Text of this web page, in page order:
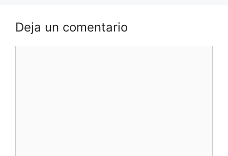
Deja un comentario